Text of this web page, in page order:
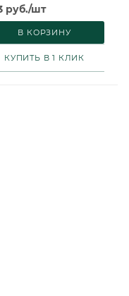
руб./шт
от 1 дня
В КОРЗИНУ
КУПИТЬ В 1 КЛИК